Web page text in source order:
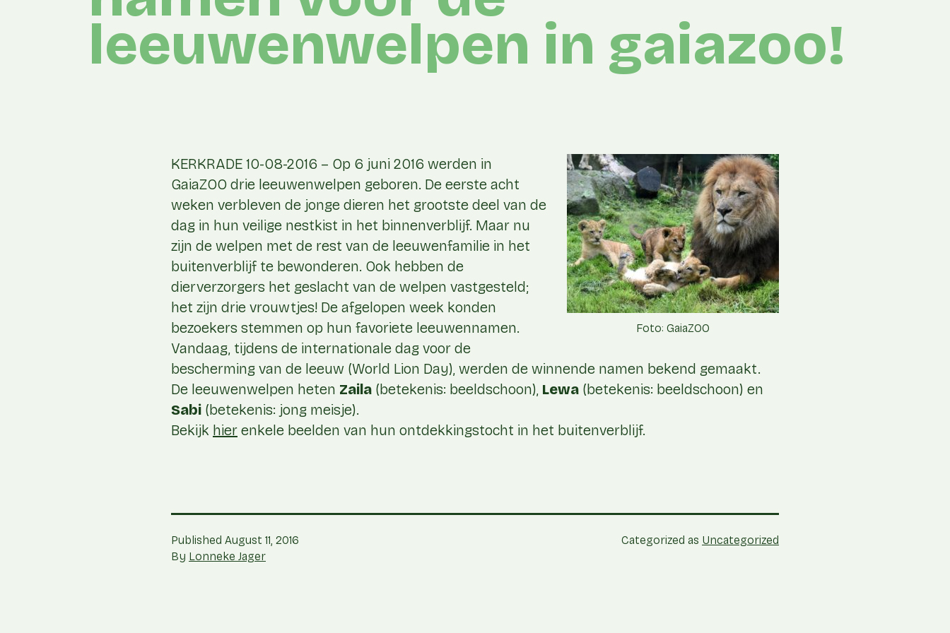
leeuwenwelpen in gaiazoo!
Foto: GaiaZOO
KERKRADE 10-08-2016 – Op 6 juni 2016 werden in
GaiaZOO drie leeuwenwelpen geboren. De eerste acht
weken verbleven de jonge dieren het grootste deel van de
dag in hun veilige nestkist in het binnenverblijf. Maar nu
zijn de welpen met de rest van de leeuwenfamilie in het
buitenverblijf te bewonderen. Ook hebben de
dierverzorgers het geslacht van de welpen vastgesteld;
het zijn drie vrouwtjes! De afgelopen week konden
bezoekers stemmen op hun favoriete leeuwennamen.
Vandaag, tijdens de internationale dag voor de
bescherming van de leeuw (World Lion Day), werden de winnende namen bekend gemaakt.
De leeuwenwelpen heten Zaila (betekenis: beeldschoon), Lewa (betekenis: beeldschoon) en
Sabi (betekenis: jong meisje).
Bekijk hier enkele beelden van hun ontdekkingstocht in het buitenverblijf.
Published August 11, 2016
By Lonneke Jager
Categorized as Uncategorized